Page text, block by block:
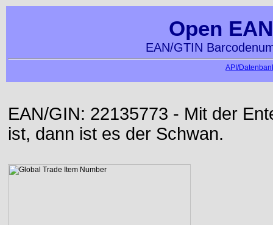
Open
EAN/GTIN
API/
EAN/GIN: 22135773 - Mit der
ist, dann ist es der Schwan.